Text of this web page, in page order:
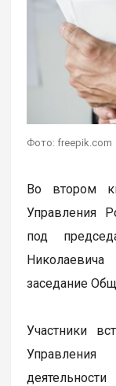
Фото: freepik.com
Во втором
Управления
под
заседание
Участники